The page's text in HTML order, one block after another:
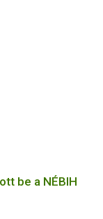
be a NÉBIH